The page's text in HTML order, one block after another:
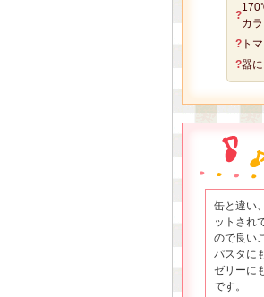
?
カ
?ト
?器に
缶と違い
ットされ
ので良い
パスタに
ゼリーに
です。